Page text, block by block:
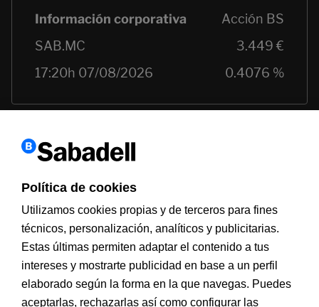
Información a clientesPSD2
MIFIDDocumentación PRIIPS
Aviso legalPolítica de cookies
Seguridad Atención al cliente
Política de cookies
Utilizamos cookies propias y de terceros para fines
técnicos, personalización, analíticos y publicitarias.
Estas últimas permiten adaptar el contenido a tus
intereses y mostrarte publicidad en base a un perfil
elaborado según la forma en la que navegas. Puedes
aceptarlas, rechazarlas así como configurar las